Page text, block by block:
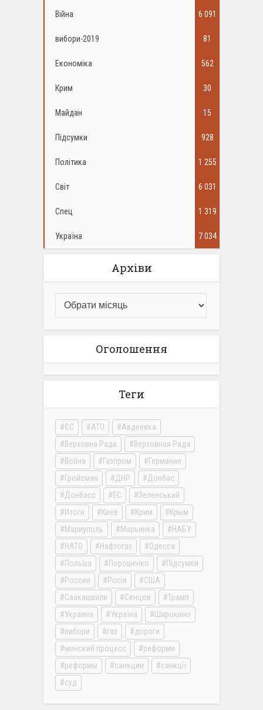
Війна 6 091
вибори-2019 81
Економіка 562
Крим 30
Майдан 15
Підсумки 928
Політика 1 255
Світ 6 031
Спец 1 319
Україна 7 034
Архіви
Оголошення
Теги
ЄС АТО
Авдеевка
Верховна Рада
Верховная Рада
Война
Газпром
Германия
Гройсман
ДНР
Донбас
Донбасс
ЕС
Зеленський
Итоги
Киев Крим
Крым
Мариуполь
Марьинка
НАБУ
НАТО
Нафтогаз
Одесса
Польша
Порошенко
Підсумки
Россия
Росія
США
Саакашвили
Сенцов
Трамп
Украина
Україна
Широкино
вибори
газ
дороги
минский процесс
реформи
реформы
санкции
санкції
суд